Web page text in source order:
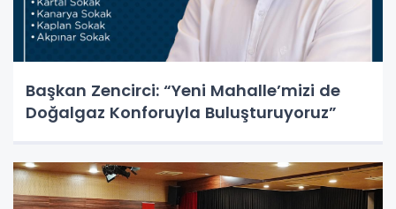
Başkan Zencirci: “Yeni Mahalle’mizi de
Doğalgaz Konforuyla Buluşturuyoruz”